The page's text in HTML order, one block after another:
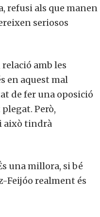
refusi als que manen
seriosos
amb les
en aquest mal
de fer una oposició
Però,
i això tindrà
una millora, si bé
Feijóo realment és